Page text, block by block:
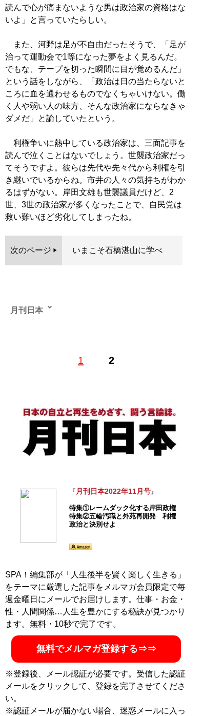
読んで心が痛まないような男は政治家の資格はな
いよ」と言っていたらしい。
また、河野は足が不自由だったそうで、「足が
治って運動会で1等になった夢をよく見るんだ。
でもな、テープを切った瞬間に目が覚めるんだ」
という話をしながら、「政治は日の当たらないと
ころに血を通わせるものでなくちゃいけない。働
く人や弱い人の味方、そんな政治家にならなきゃ
ダメだ」と諭していたという。
利権争いに熱中している政治家は、三面記事を
読んで泣くことはないでしょう。世襲政治家だっ
てそうですよ。彼らは先代や先々代から利権を引
き継いでいるからね。市井の人々の気持ちがわか
るはずがない。岸田文雄も世襲議員だけど、2
世、3世の政治家が多くなったことで、自民党は
救い難いほど劣化してしまったね。
次のページ いまこそ石橋湛山に学べ
1 2
月刊日本
の自立と再生を目指す、闘う言論誌」を標榜する保守系
記事一覧へ
『 月刊日本2022年11月号』
特集①レームダック化する岸田政権
特集②五輪汚職と外苑再開発 利権
政治と決別せよ
SPA！編集部が「人生後半を賢く楽しく生きる」
をテーマに厳選した記事をメルマガ会員限定で毎
週金曜日にメールでお届けします。仕事・お金・
性・人間関係…人生を豊かにする秘訣が見つかり
ます。無料・10秒で完了です。
無料でメルマガ登録する⇒⇒
※登録後、メール認証が必要です。受信した認証
メールをクリックして、登録を完了させてくださ
い。
※認証メールが届かない場合、迷惑メールに入っ